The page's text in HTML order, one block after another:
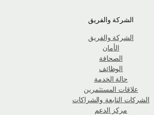
الشركة والفريق
الشركة والفريق
الأمان
الصحافة
الوظائف
حالة الخدمة
علاقات المستثمرين
الشركات التابعة والشراكات
مركز الدعم